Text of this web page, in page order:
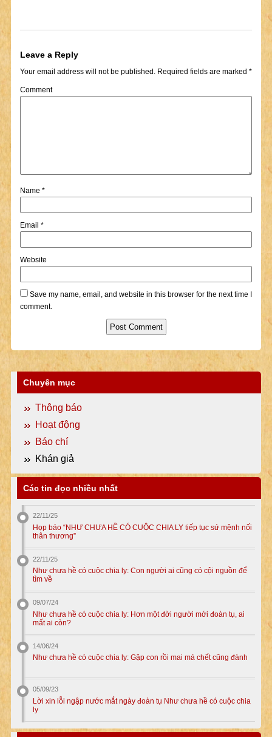
Leave a Reply
Your email address will not be published.Required fields are marked *
Comment
Name *
Email *
Website
Save my name, email, and website in this browser for the next time I
comment.
Chuyên mục
Thông báo
Hoạt động
Báo chí
Khán giả
Các tin đọc nhiều nhất
22/11/25
Họp báo “NHƯ CHƯA HỀ CÓ CUỘC CHIA LY tiếp tục sứ mệnh nối
thân thương”
22/11/25
Như chưa hề có cuộc chia ly: Con người ai cũng có cội nguồn để
tìm về
09/07/24
Như chưa hề có cuộc chia ly: Hơn một đời người mới đoàn tụ, ai
mất ai còn?
14/06/24
Như chưa hề có cuộc chia ly: Gặp con rồi mai má chết cũng đành
05/09/23
Lời xin lỗi ngập nước mắt ngày đoàn tụ Như chưa hề có cuộc chia
ly